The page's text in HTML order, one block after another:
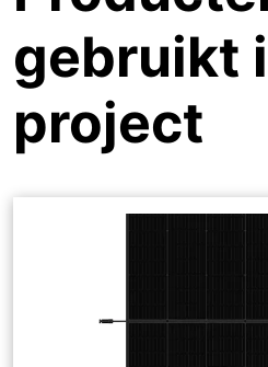
gebruikt
project